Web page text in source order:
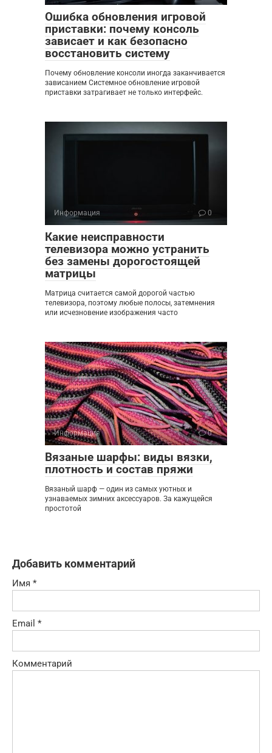
Ошибка обновления игровой
приставки: почему консоль
зависает и как безопасно
восстановить систему
Почему обновление консоли иногда заканчивается
зависанием Системное обновление игровой
приставки затрагивает не только интерфейс.
Информация 0
Какие неисправности
телевизора можно устранить
без замены дорогостоящей
матрицы
Матрица считается самой дорогой частью
телевизора, поэтому любые полосы, затемнения
или исчезновение изображения часто
Информация 0
Вязаные шарфы: виды вязки,
плотность и состав пряжи
Вязаный шарф — один из самых уютных и
узнаваемых зимних аксессуаров. За кажущейся
простотой
Добавить комментарий
Имя *
Email *
Комментарий